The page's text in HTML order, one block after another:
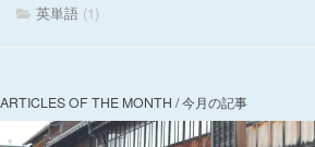
英単語 (1)
ARTICLES OF THE MONTH / 今月の記事